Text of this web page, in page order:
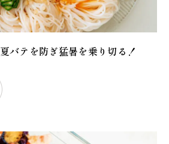
バテを防ぎ猛暑を乗り切る！